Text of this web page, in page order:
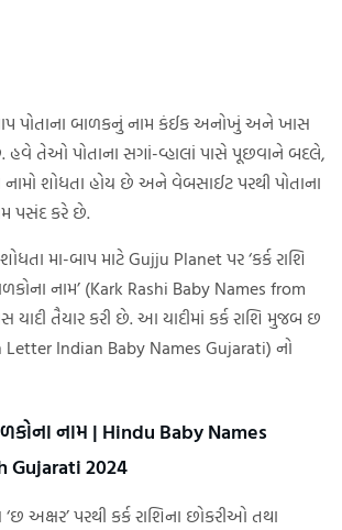
પોતાના બાળકનું નામ કંઈક અનોખું અને ખાસ
હવે તેઓ પોતાના સગાં-વ્હાલાં પાસે પૂછવાને બદલે,
શોધતા હોય છે અને વેબસાઈટ પરથી પોતાના
પસંદ કરે છે.
મા-બાપ માટે Gujju Planet પર ‘કર્ક રાશિ
નામ’ (Kark Rashi Baby Names from
યાદી તૈયાર કરી છે. આ યાદીમાં કર્ક રાશિ મુજબ છ
Letter Indian Baby Names Gujarati) નો
નામ | Hindu Baby Names
Gujarati 2024
પરથી કર્ક રાશિના છોકરીઓ તથા